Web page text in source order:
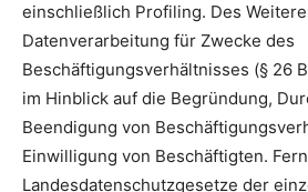
einschließlich Profiling. Des
Datenverarbeitung für Zwecke des
Beschäftigungsverhältnisses (§ 26
im Hinblick auf die Begründung,
Beendigung von
Einwilligung von Beschäftigten.
Landesdatenschutzgesetze der